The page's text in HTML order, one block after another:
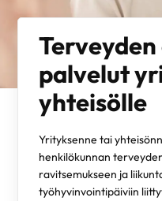
palvelut
yhteisölle
Yrityksenne tai
henkilökunnan
ravitsemukseen ja
työhyvinvointipäiviin